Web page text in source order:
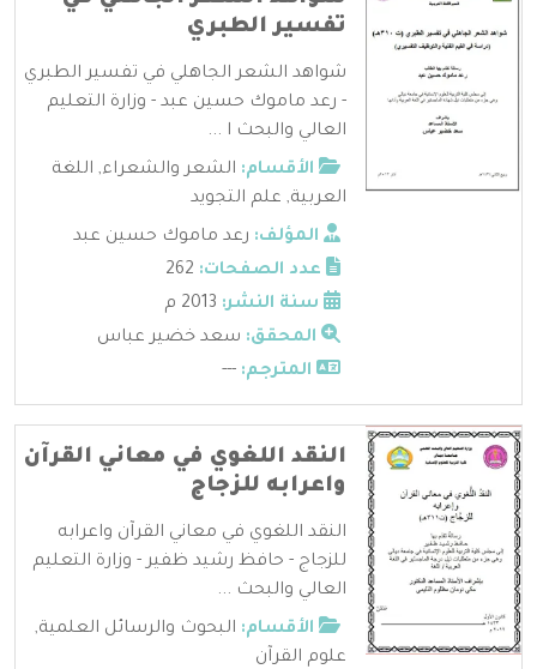
تفسير الطبري
شواهد الشعر الجاهلي في تفسير الطبري
- رعد ماموك حسين عبد - وزارة التعليم
العالي والبحث ا ...
الأقسام: الشعر والشعراء, اللغة
العربية, علم التجويد
المؤلف: رعد ماموك حسين عبد
عدد الصفحات:
سنة النشر:
المحقق: سعد خضير عباس
المترجم: ---
النقد اللغوي في معاني القرآن
واعرابه للزجاج
النقد اللغوي في معاني القرآن واعرابه
للزجاج - حافظ رشيد ظفير - وزارة التعليم
العالي والبحث ...
الأقسام: البحوث والرسائل العلمية,
علوم القرآن